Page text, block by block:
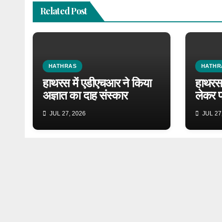
Related Post
HATHRAS
हाथरस में एडीएचआर ने किया
अज्ञात का दाह संस्कार
JUL 27, 2026
लेकर
JUL